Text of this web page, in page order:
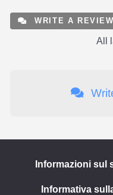
WRITE A REVIEW
All
Informazioni sul
Informativa